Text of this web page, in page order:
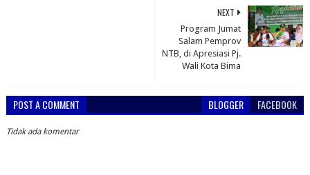
NEXT
Program Jumat
Salam Pemprov
NTB, di Apresiasi Pj.
Wali Kota Bima
POST A COMMENT BLOGGER FACEBOOK
Tidak ada komentar